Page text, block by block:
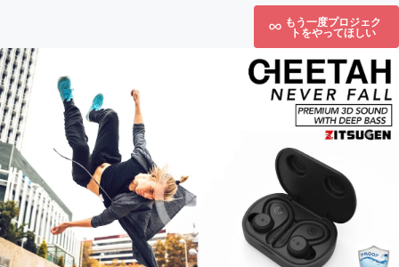
もう一度プロジェク
トをやってほしい